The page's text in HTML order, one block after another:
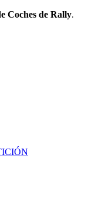
Coches de Rally.